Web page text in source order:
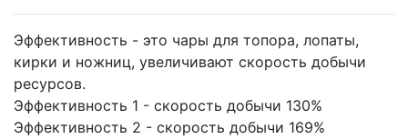
Эффективность - это чары для топора, лопаты,
кирки и ножниц, увеличивают скорость добычи
ресурсов.
Эффективность 1 - скорость добычи 130%
Эффективность 2 - скорость добычи 169%